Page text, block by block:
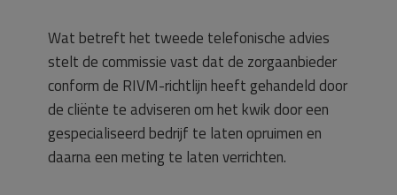
Wat betreft het tweede telefonische advies
stelt de commissie vast dat de zorgaanbieder
conform de RIVM-richtlijn heeft gehandeld door
de cliënte te adviseren om het kwik door een
gespecialiseerd bedrijf te laten opruimen en
daarna een meting te laten verrichten.